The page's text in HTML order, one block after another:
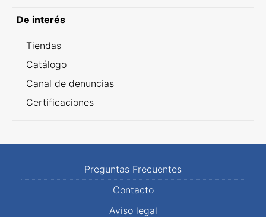
De interés
Tiendas
Catálogo
Canal de denuncias
Certificaciones
Preguntas Frecuentes
Contacto
Aviso legal